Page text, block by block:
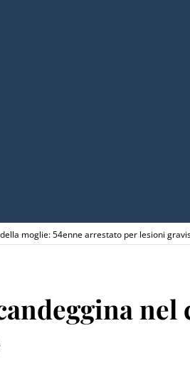
moglie: 54enne arrestato per lesioni